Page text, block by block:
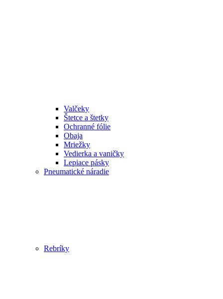
Valčeky
Štetce a štetky
Ochranné fólie
Obaja
Mriežky
Vedierka a vaničky
Lepiace pásky
Pneumatické náradie
Rebríky